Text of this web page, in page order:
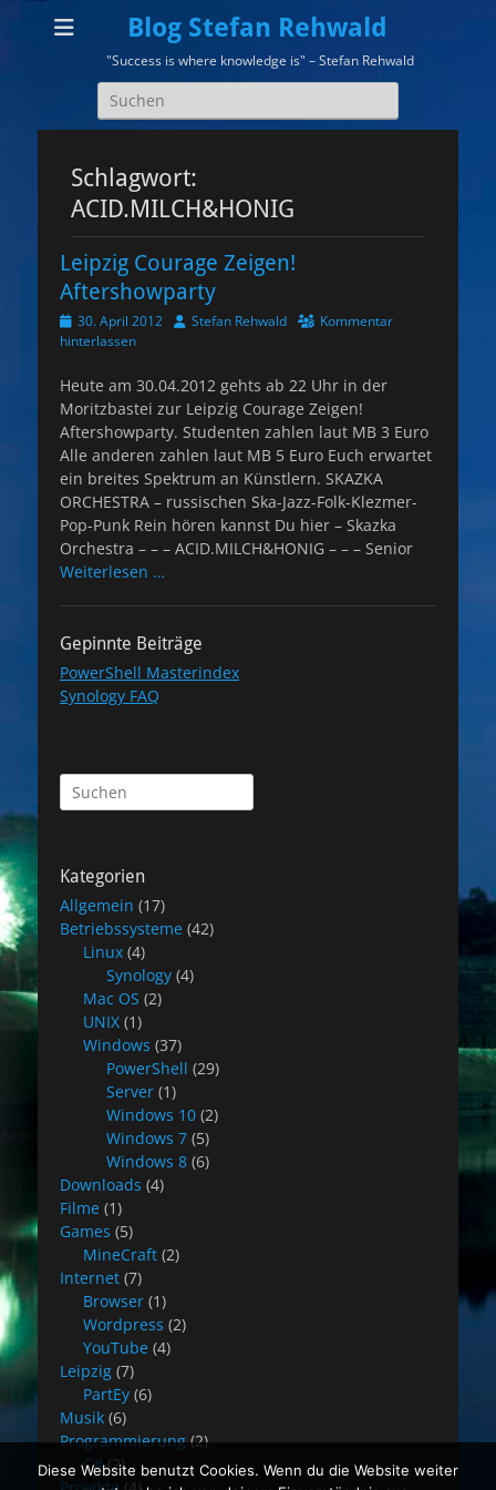
Blog Stefan Rehwald
"Success is where knowledge is" – Stefan Rehwald
Suchen
nach:
Schlagwort:
ACID.MILCH&HONIG
Leipzig Courage Zeigen!
Aftershowparty
Veröffentlicht
am
30. April 2012 AutorStefan Rehwald
Kommentar
hinterlassen
Heute am 30.04.2012 gehts ab 22 Uhr in der
Moritzbastei zur Leipzig Courage Zeigen!
Aftershowparty. Studenten zahlen laut MB 3 Euro
Alle anderen zahlen laut MB 5 Euro Euch erwartet
ein breites Spektrum an Künstlern. SKAZKA
ORCHESTRA – russischen Ska-Jazz-Folk-Klezmer-
Pop-Punk Rein hören kannst Du hier – Skazka
Orchestra – – – ACID.MILCH&HONIG – – – Senior
Weiterlesen …
Gepinnte Beiträge
PowerShell Masterindex
Synology FAQ
Suchen
nach:
Kategorien
Allgemein (17)
Betriebssysteme (42)
Linux (4)
Synology (4)
Mac OS (2)
UNIX (1)
Windows (37)
PowerShell (29)
Server (1)
Windows 10 (2)
Windows 7 (5)
Windows 8 (6)
Downloads (4)
Filme (1)
Games (5)
MineCraft (2)
Internet (7)
Browser (1)
Wordpress (2)
YouTube (4)
Leipzig (7)
PartEy (6)
Musik (6)
Programmierung (2)
C#(2)
Diese Website benutzt Cookies. Wenn du die Website weiter